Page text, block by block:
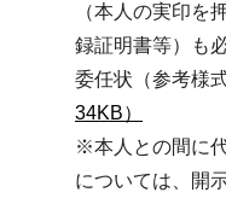
（本人の実印を
録証明書等）も
委任状（参考様式
34KB）
※本人との間に
については、開